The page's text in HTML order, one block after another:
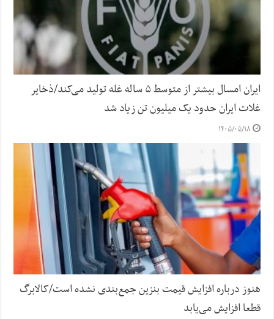
ایران امسال بیشتر از متوسط ۵ ساله غله تولید می‌کند/ذخایر
غلات ایران حدود یک میلیون تن زیاد شد
۱۴۰۵/۰۵/۱۸
هنوز درباره افزایش قیمت بنزین جمع‌بندی نشده است/کالابرگ
قطعا افزایش می‌یابد